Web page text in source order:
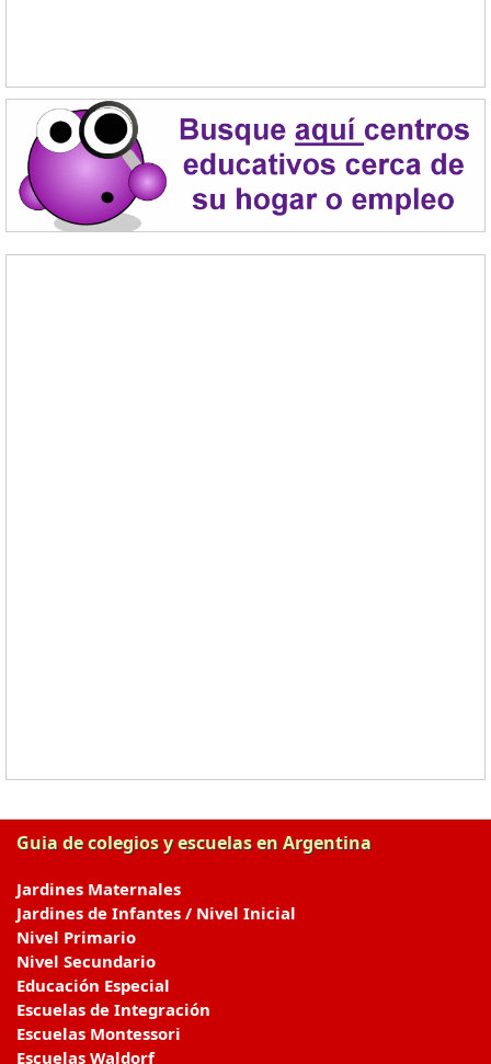
Guia de colegios y escuelas en Argentina
Jardines Maternales
Jardines de Infantes / Nivel Inicial
Nivel Primario
Nivel Secundario
Educación Especial
Escuelas de Integración
Escuelas Montessori
Escuelas Waldorf